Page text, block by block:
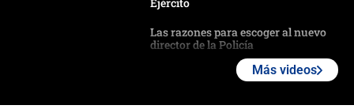
Las razones para escoger al nuevo
director de la Policía
Más videos